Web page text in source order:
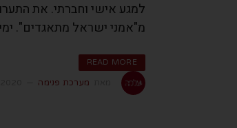
למגע אישי וחברתי. את
מ"אמני ישראל מתאגדים".
READ MORE
מערכת פנימה